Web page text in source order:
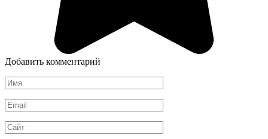
Добавить комментарий
Имя
*
Email
*
Сайт